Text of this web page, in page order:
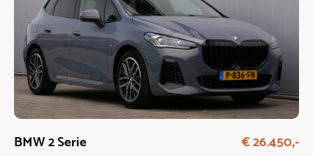
BMW 2 Serie € 26.450,-